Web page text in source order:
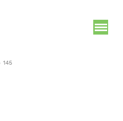
145